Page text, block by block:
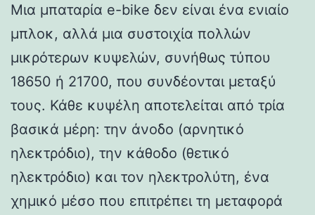
Μια μπαταρία e-bike δεν είναι ένα ενιαίο
μπλοκ, αλλά μια συστοιχία πολλών
μικρότερων κυψελών, συνήθως τύπου
18650 ή 21700, που συνδέονται μεταξύ
τους. Κάθε κυψέλη αποτελείται από τρία
βασικά μέρη: την άνοδο (αρνητικό
ηλεκτρόδιο), την κάθοδο (θετικό
ηλεκτρόδιο) και τον ηλεκτρολύτη, ένα
χημικό μέσο που επιτρέπει τη μεταφορά